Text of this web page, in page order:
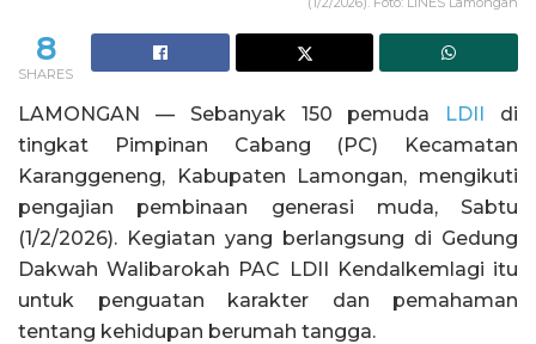
8
SHARES
LAMONGAN — Sebanyak 150 pemuda LDII di
tingkat Pimpinan Cabang (PC) Kecamatan
Karanggeneng, Kabupaten Lamongan, mengikuti
pengajian pembinaan generasi muda, Sabtu
(1/2/2026). Kegiatan yang berlangsung di Gedung
Dakwah Walibarokah PAC LDII Kendalkemlagi itu
untuk penguatan karakter dan pemahaman
tentang kehidupan berumah tangga.